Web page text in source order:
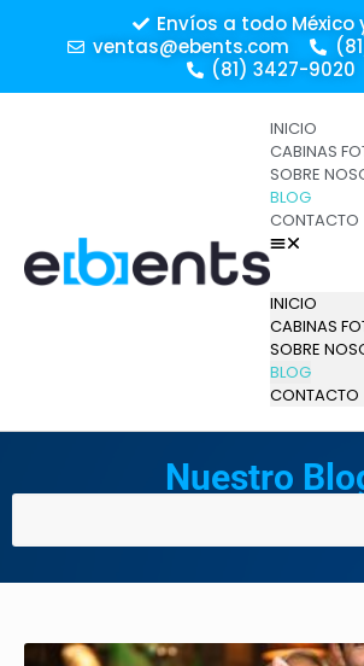
Envíos a todo México
ventas@ebents.com
(81) 3427-9020
INICIO
CABINAS
SOBRE
BLOG
CONTACTO
INICIO
CABINAS
SOBRE
BLOG
CONTACTO
Nuestro